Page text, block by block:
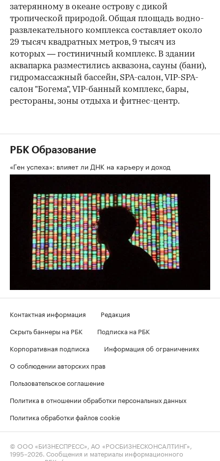
затерянному в океане острову с дикой
тропической природой. Общая площадь водно-
развлекательного комплекса составляет около
29 тысяч квадратных метров, 9 тысяч из
которых — гостиничный комплекс. В здании
аквапарка разместились аквазона, сауны (бани),
гидромассажный бассейн, SPA-салон, VIP-SPA-
салон "Богема", VIP-банный комплекс, бары,
рестораны, зоны отдыха и фитнес-центр.
РБК Образование
«Ген успеха»: влияет ли ДНК на карьеру и доход
Контактная информация
Редакция
Скрыть баннеры на РБК
Подписка на РБК
Корпоративная подписка
Информация об ограничениях
О соблюдении авторских прав
Пользовательское соглашение
Политика в отношении обработки персональных данных
Политика обработки файлов cookie
© ООО «БИЗНЕСПРЕСС», АО «РОСБИЗНЕСКОНСАЛТИНГ»,
1995–2026. Сообщения и материалы информационного